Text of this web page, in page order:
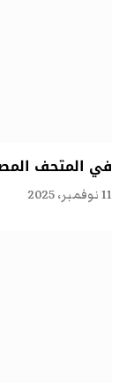
في المتحف
11 نوفمبر، 2025